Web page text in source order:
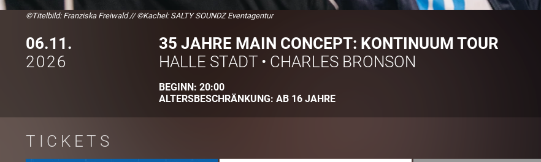
©Titelbild: Franziska Freiwald // ©Kachel: SALTY SOUNDZ Eventagentur
06.11.
2026
35 JAHRE MAIN CONCEPT: KONTINUUM TOUR
HALLE STADT• CHARLES BRONSON
BEGINN: 20:00
ALTERSBESCHRÄNKUNG: AB 16 JAHRE
TICKETS